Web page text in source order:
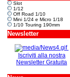
Slot
1/12
Off Road 1/10
Mini 1/24 e Micro 1/18
1/10 Touring 190mm
Newsletter
Iscriviti alla nostra
Newsletter Gratuita